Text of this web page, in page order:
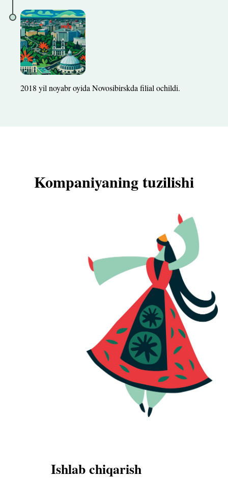
2018 yil noyabr oyida Novosibirskda filial ochildi.
Kompaniyaning tuzilishi
Ishlab chiqarish